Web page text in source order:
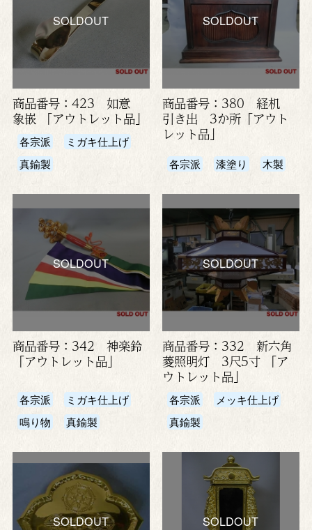
SOLDOUT
商品番号：423 如意
象嵌 「アウトレット品」
各宗派
ミガキ仕上げ
真鍮製
SOLDOUT
商品番号：380 経机
引き出 3か所「アウト
レット品」
各宗派 漆塗り 木製
SOLDOUT
商品番号：342 神楽鈴
「アウトレット品」
各宗派
ミガキ仕上げ
鳴り物
真鍮製
SOLDOUT
商品番号：332 新六角
菱照明灯 3尺5寸 「ア
ウトレット品」
各宗派
メッキ仕上げ
真鍮製
SOLDOUT SOLDOUT